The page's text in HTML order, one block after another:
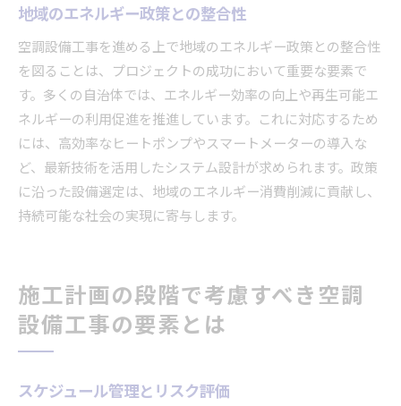
地域のエネルギー政策との整合性
空調設備工事を進める上で地域のエネルギー政策との整合性
を図ることは、プロジェクトの成功において重要な要素で
す。多くの自治体では、エネルギー効率の向上や再生可能エ
ネルギーの利用促進を推進しています。これに対応するため
には、高効率なヒートポンプやスマートメーターの導入な
ど、最新技術を活用したシステム設計が求められます。政策
に沿った設備選定は、地域のエネルギー消費削減に貢献し、
持続可能な社会の実現に寄与します。
施工計画の段階で考慮すべき空調
設備工事の要素とは
スケジュール管理とリスク評価